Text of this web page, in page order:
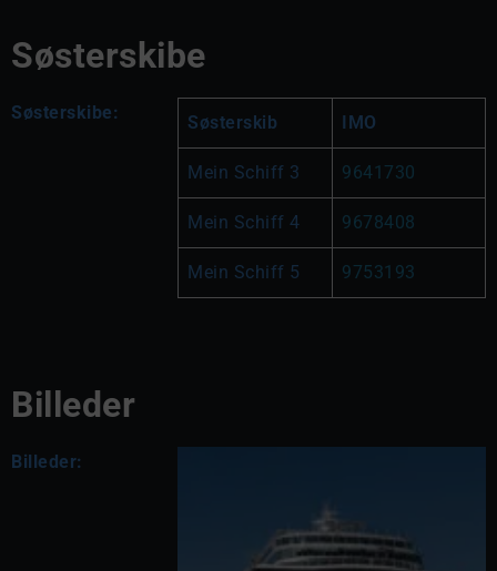
Søsterskibe
Søsterskibe: Søsterskib IMO
Mein Schiff 3 9641730
Mein Schiff 4 9678408
Mein Schiff 5 9753193
Billeder
Billeder: